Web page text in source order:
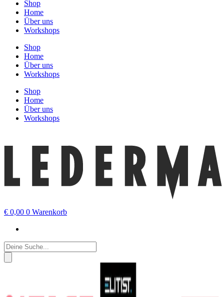
Shop
Home
Über uns
Workshops
Shop
Home
Über uns
Workshops
Shop
Home
Über uns
Workshops
€ 0,00 0 Warenkorb
Products
search